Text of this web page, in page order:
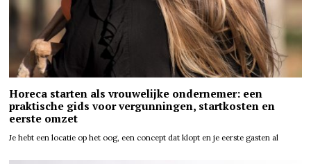
Horeca starten als vrouwelijke ondernemer: een
praktische gids voor vergunningen, startkosten en
eerste omzet
Je hebt een locatie op het oog, een concept dat klopt en je eerste gasten al